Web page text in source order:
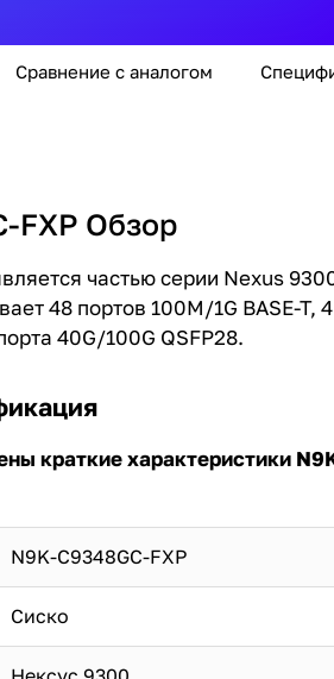
FXP Обзор
частью серии Nexus
48 портов 100M/1G BASE-T,
краткие характеристики